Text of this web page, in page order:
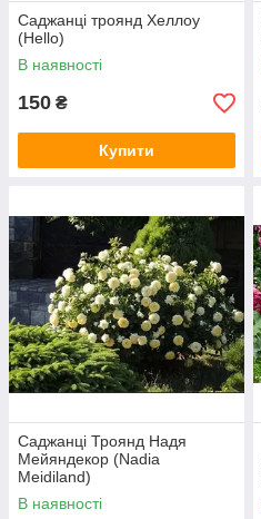
Саджанці троянд Хеллоу
(Hello)
В наявності
150 ₴
Купити
Саджанці Троянд Надя
Мейяндекор (Nadia
Meidiland)
В наявності